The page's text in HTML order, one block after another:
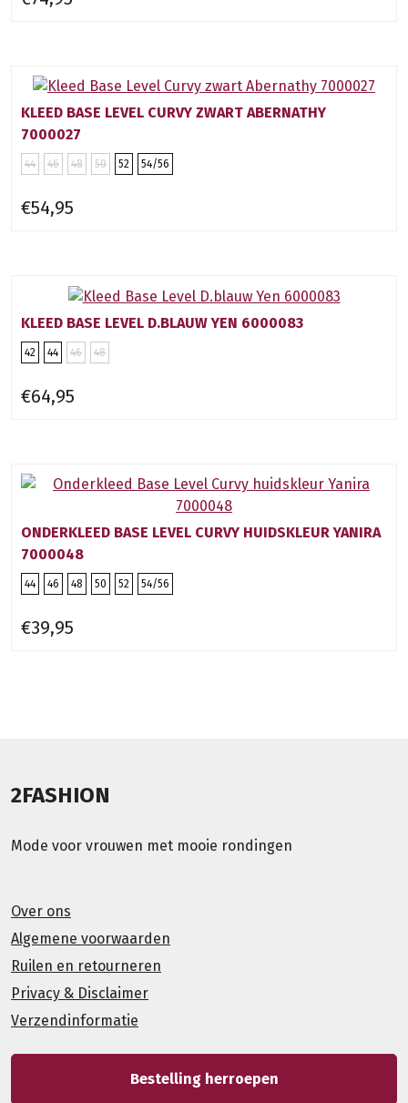
KLEED BASE LEVEL CURVY ZWART ABERNATHY
7000027
44 46 48 50 52 54/56
€54,95
KLEED BASE LEVEL D.BLAUW YEN 6000083
42 44 46 48
€64,95
ONDERKLEED BASE LEVEL CURVY HUIDSKLEUR YANIRA
7000048
44 46 48 50 52 54/56
€39,95
2FASHION
Mode voor vrouwen met mooie rondingen
Over ons
Algemene voorwaarden
Ruilen en retourneren
Privacy & Disclaimer
Verzendinformatie
Bestelling herroepen